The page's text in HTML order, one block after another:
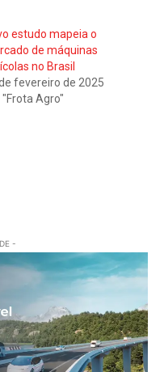
estudo mapeia o
de máquinas
no Brasil
fevereiro de 2025
"Frota Agro"
-